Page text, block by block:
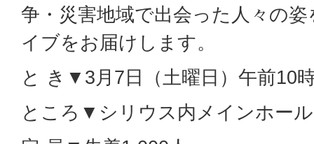
争・災害地域で出会った人々の
イブをお届けします。
と き▼3月7日（土曜日）午前10
ところ▼シリウス内メインホール